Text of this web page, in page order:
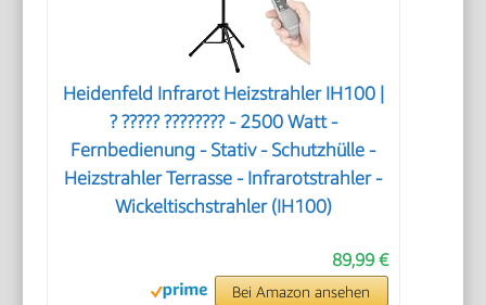
Heidenfeld Infrarot Heizstrahler IH100 |
? ????? ???????? - 2500 Watt -
Fernbedienung - Stativ - Schutzhülle -
Heizstrahler Terrasse - Infrarotstrahler -
Wickeltischstrahler (IH100)
89,99 €
Bei Amazon ansehen